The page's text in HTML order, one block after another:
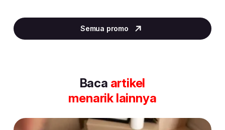
2
of
Semua promo
Baca artikel
menarik lainnya